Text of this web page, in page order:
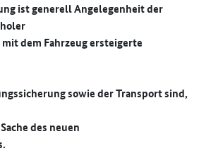
ist generell Angelegenheit der
dem Fahrzeug ersteigerte
sowie der Transport sind,
des neuen